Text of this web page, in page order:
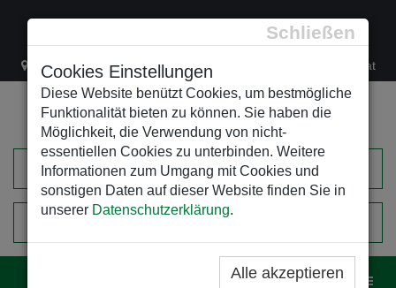
Schließen
Cookies Einstellungen
Diese Website benützt Cookies, um bestmögliche
Funktionalität bieten zu können. Sie haben die
Möglichkeit, die Verwendung von nicht-
essentiellen Cookies zu unterbinden. Weitere
Informationen zum Umgang mit Cookies und
sonstigen Daten auf dieser Website finden Sie in
unserer Datenschutzerklärung.
Alle akzeptieren
Lacknergasse 78 +43/1/470 37 00 office@leso.at
EINKAUFSWAGEN